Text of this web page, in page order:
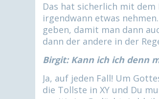
Das hat sicherlich mit
irgendwann etwas
geben, damit man dann
dann der andere in der
Birgit: Kann ich ich denn
Ja, auf jeden Fall! Um
die Tollste in XY und Du